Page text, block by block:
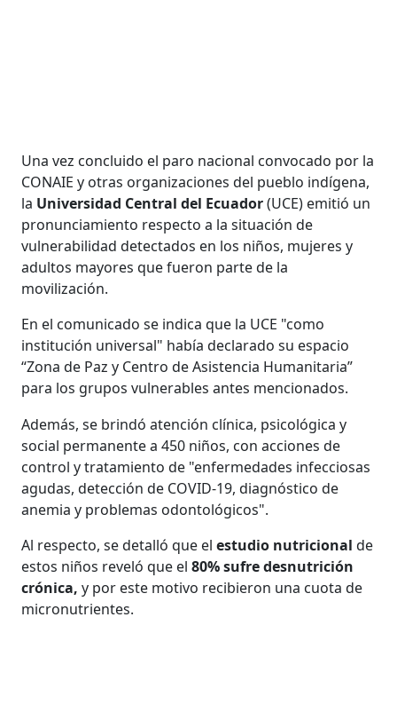
Una vez concluido el paro nacional convocado por la
CONAIE y otras organizaciones del pueblo indígena,
la Universidad Central del Ecuador(UCE) emitió un
pronunciamiento respecto a la situación de
vulnerabilidad detectados en los niños, mujeres y
adultos mayores que fueron parte de la
movilización.
En el comunicado se indica que la UCE "como
institución universal" había declarado su espacio
“Zona de Paz y Centro de Asistencia Humanitaria”
para los grupos vulnerables antes mencionados.
Además, se brindó atención clínica, psicológica y
social permanente a 450 niños, con acciones de
control y tratamiento de "enfermedades infecciosas
agudas, detección de COVID-19, diagnóstico de
anemia y problemas odontológicos".
Al respecto, se detalló que el estudio nutricionalde
estos niños reveló que el80% sufre desnutrición
crónica, y por este motivo recibieron una cuota de
micronutrientes.